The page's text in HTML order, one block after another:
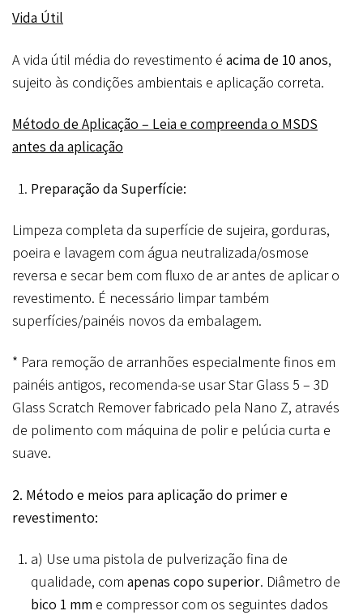
Vida Útil
A vida útil média do revestimento é acima de 10 anos,
sujeito às condições ambientais e aplicação correta.
Método de Aplicação – Leia e compreenda o MSDS
antes da aplicação
Preparação da Superfície:
Limpeza completa da superfície de sujeira, gorduras,
poeira e lavagem com água neutralizada/osmose
reversa e secar bem com fluxo de ar antes de aplicar o
revestimento. É necessário limpar também
superfícies/painéis novos da embalagem.
* Para remoção de arranhões especialmente finos em
painéis antigos, recomenda-se usar Star Glass 5 – 3D
Glass Scratch Remover fabricado pela Nano Z, através
de polimento com máquina de polir e pelúcia curta e
suave.
2. Método e meios para aplicação do primer e
revestimento:
a) Use uma pistola de pulverização fina de
qualidade, comapenas copo superior. Diâmetro de
bico 1 mm e compressor com os seguintes dados